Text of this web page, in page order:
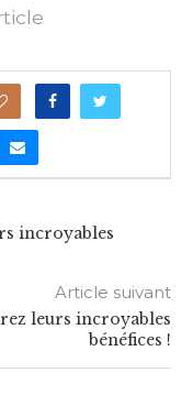
incroyables
Article suivant
leurs incroyables
bénéfices !